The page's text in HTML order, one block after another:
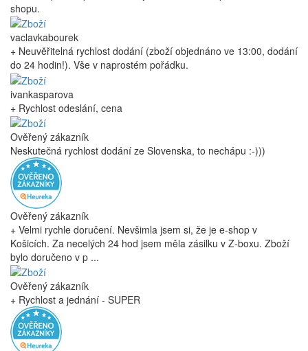
shopu.
vaclavkabourek
+ Neuvěřitelná rychlost dodání (zboží objednáno ve 13:00, dodání
do 24 hodin!). Vše v naprostém pořádku.
ivankasparova
+ Rychlost odeslání, cena
Ověřený zákazník
Neskutečná rychlost dodání ze Slovenska, to nechápu :-)))
Ověřený zákazník
+ Velmi rychle doručení. Nevšimla jsem si, že je e-shop v
Košicích. Za necelých 24 hod jsem měla zásilku v Z-boxu. Zboží
bylo doručeno v p ...
Ověřený zákazník
+ Rychlost a jednání - SUPER